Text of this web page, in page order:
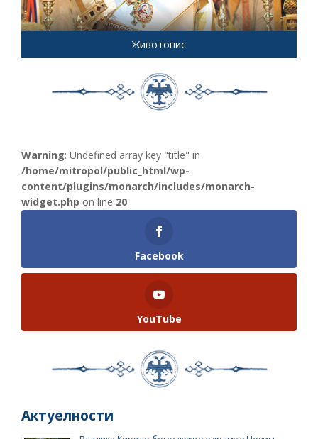
Животопис
Warning: Undefined array key "title" in
/home/mitropol/public_html/wp-
content/plugins/monarch/includes/monarch-
widget.php on line 20
Facebook
YouTube
Актуелности